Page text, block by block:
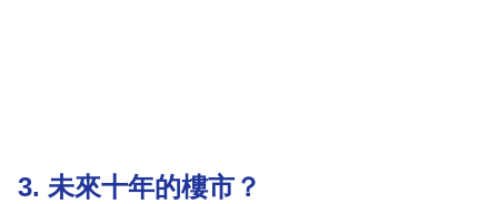
3. 未來十年的樓市？